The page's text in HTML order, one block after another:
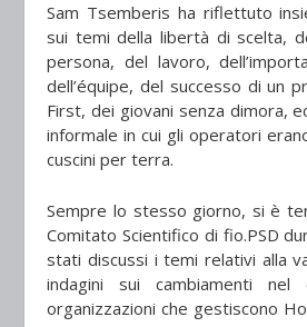
Sam Tsemberis ha riflettuto
sui temi della libertà di scelta,
persona, del lavoro,
dell’équipe, del successo di un
First, dei giovani senza dimora,
informale in cui gli operatori
cuscini per terra.
Sempre lo stesso giorno, si è
Comitato Scientifico di fio.PSD
stati discussi i temi relativi alla
indagini sui cambiamenti
organizzazioni che gestiscono